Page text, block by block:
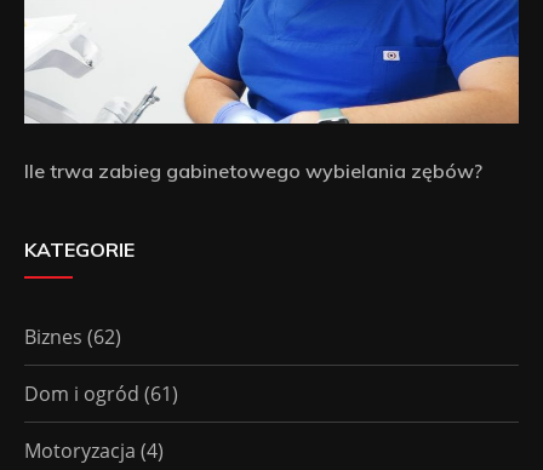
Ile trwa zabieg gabinetowego wybielania zębów?
KATEGORIE
Biznes (62)
Dom i ogród (61)
Motoryzacja (4)